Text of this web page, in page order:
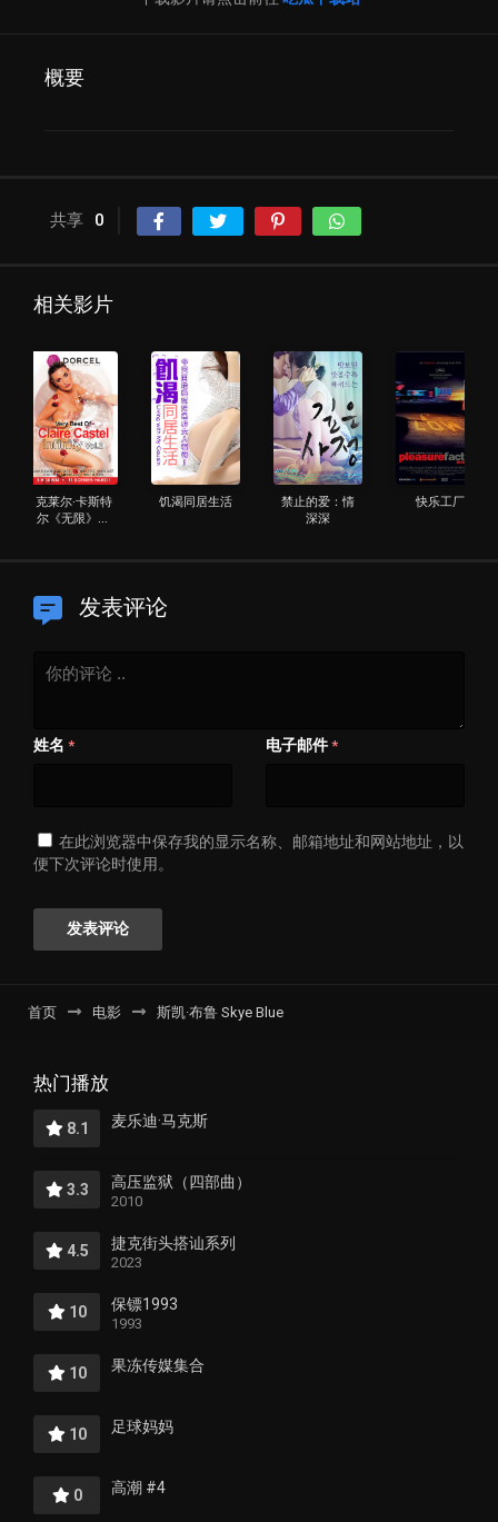
概要
共享 0
相关影片
克莱尔·卡斯特
尔《无限》第
饥渴同居生活
禁止的爱：情
深深
快乐工厂
发表评论
姓名 * 电子邮件 *
在此浏览器中保存我的显示名称、邮箱地址和网站地址，以
便下次评论时使用。
首页 电影 斯凯·布鲁 Skye Blue
热门播放
8.1 麦乐迪·马克斯
3.3 高压监狱（四部曲）
2010
4.5 捷克街头搭讪系列
2023
10 保镖1993
1993
10 果冻传媒集合
10 足球妈妈
0 高潮 #4